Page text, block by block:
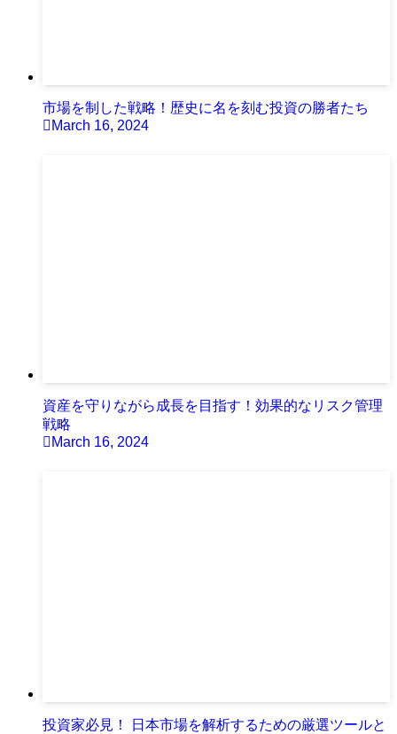
市場を制した戦略！歴史に名を刻む投資の勝者たち
March 16, 2024
資産を守りながら成長を目指す！効果的なリスク管理
戦略
March 16, 2024
投資家必見！ 日本市場を解析するための厳選ツールと